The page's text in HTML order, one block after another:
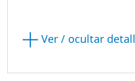
Ver / ocultar